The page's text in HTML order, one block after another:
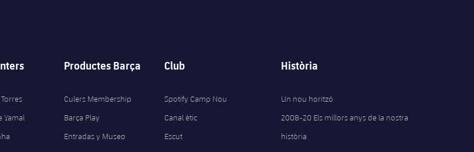
Yamal
Productes Barça
Culers Membership
Barça Play
Entradas y Museo
Club
Spotify Camp Nou
Canal ètic
Escut
Història
Un nou horitzó
2008-20 Els millors anys de la nostra
història